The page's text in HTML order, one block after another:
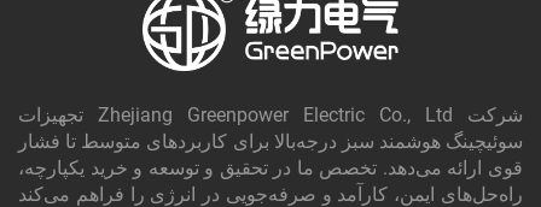
شرکت Zhejiang Greenpower Electric Co., Ltd تجهیزات
سوئیچینگ هوشمند سبز درجه‌بالا برای کاربردهای متوسط تا فشار
قوی ارائه می‌دهد. تخصص ما در تحقیق و توسعه و خرید یکپارچه،
راه‌حل‌های ایمن، کارآمد و صرفه‌جویی در انرژی را فراهم می‌کند